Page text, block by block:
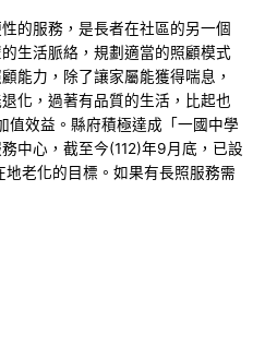
的服務，是長者在社區的另一個
生活脈絡，規劃適當的照顧模式
能力，除了讓家屬能獲得喘息，
化，過著有品質的生活，比起也
值效益。縣府積極達成「一國中學
中心，截至今(112)年9月底，已設
老化的目標。如果有長照服務需